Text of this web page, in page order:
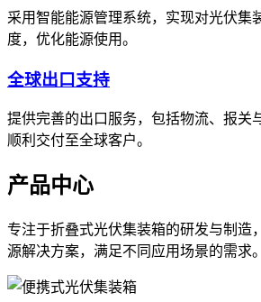
采用智能能源管理系统，实现对光伏集
度，优化能源使用。
全球出口支持
提供完善的出口服务，包括物流、报关
顺利交付至全球客户。
产品中心
专注于折叠式光伏集装箱的研发与制造
源解决方案，满足不同应用场景的需求。